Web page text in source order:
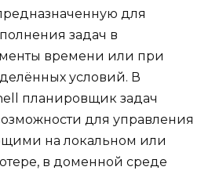
для
задач в
времени или при
условий. В
планировщик задач
для управления
на локальном или
в доменной среде